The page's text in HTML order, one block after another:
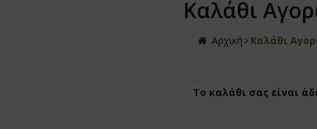
Καλάθι
Αρχική Καλάθι
Το καλάθι σας είναι